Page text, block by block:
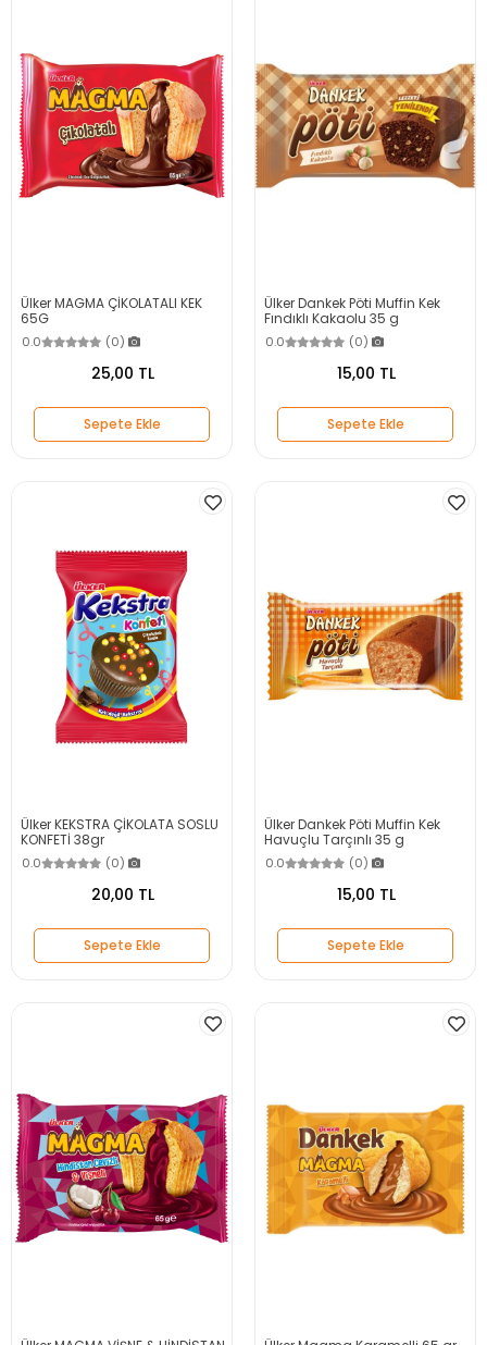
Ülker MAGMA ÇİKOLATALI KEK
65G
0.0 (0)
25,00 TL
Sepete Ekle
Ülker Dankek Pöti Muffin Kek
Fındıklı Kakaolu 35 g
0.0 (0)
15,00 TL
Sepete Ekle
Ülker KEKSTRA ÇİKOLATA SOSLU
KONFETİ 38gr
0.0 (0)
20,00 TL
Sepete Ekle
Ülker Dankek Pöti Muffin Kek
Havuçlu Tarçınlı 35 g
0.0 (0)
15,00 TL
Sepete Ekle